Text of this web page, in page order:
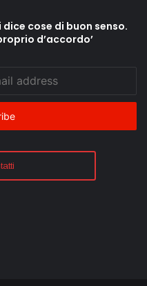
dice cose di buon senso.
d’accordo’